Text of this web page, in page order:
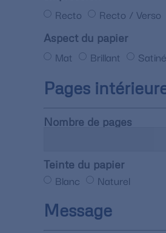
Recto Recto / Verso
Aspect du papier
Mat Brillant Satiné
Pages
Nombre de pages
Teinte du papier
Blanc Naturel
Message